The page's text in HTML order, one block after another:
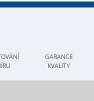
GARANCE
KVALITY